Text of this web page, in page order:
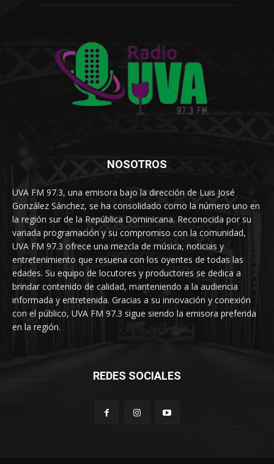
NOSOTROS
UVA FM 97.3, una emisora bajo la dirección de Luis José
González Sánchez, se ha consolidado como la número uno en
la región sur de la República Dominicana. Reconocida por su
variada programación y su compromiso con la comunidad,
UVA FM 97.3 ofrece una mezcla de música, noticias y
entretenimiento que resuena con los oyentes de todas las
edades. Su equipo de locutores y productores se dedica a
brindar contenido de calidad, manteniendo a la audiencia
informada y entretenida. Gracias a su innovación y conexión
con el público, UVA FM 97.3 sigue siendo la emisora preferida
en la región.
REDES SOCIALES